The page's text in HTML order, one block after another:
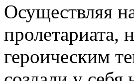
Осуществляя
пролетариата,
героическим